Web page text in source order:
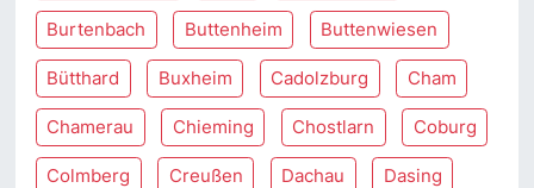
Burtenbach Buttenheim Buttenwiesen
Bütthard Buxheim Cadolzburg Cham
Chamerau Chieming Chostlarn Coburg
Colmberg Creußen Dachau Dasing